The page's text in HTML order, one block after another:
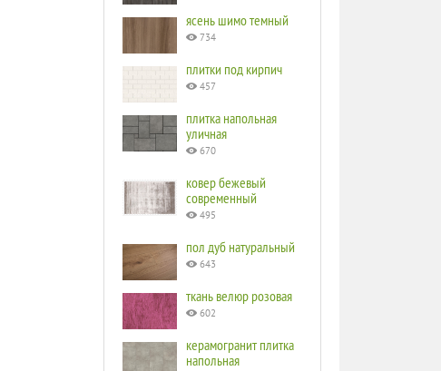
ясень шимо темный
734
плитки под кирпич
457
плитка напольная
уличная
670
ковер бежевый
современный
495
пол дуб натуральный
643
ткань велюр розовая
602
керамогранит плитка
напольная